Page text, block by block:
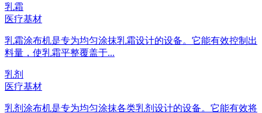
乳霜
医疗基材
乳霜涂布机是专为均匀涂抹乳霜设计的设备。它能有效控制出
料量，使乳霜平整覆盖于...
乳剂
医疗基材
乳剂涂布机是专为均匀涂抹各类乳剂设计的设备。它能有效将